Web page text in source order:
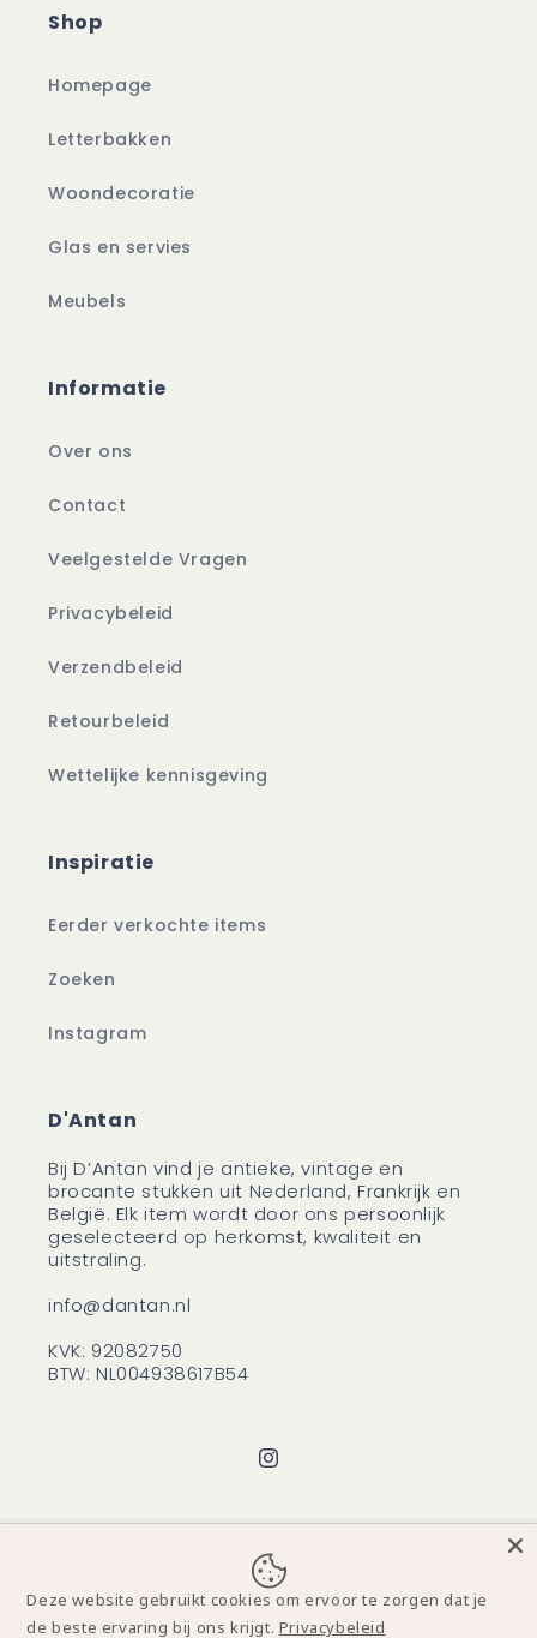
Shop
Homepage
Letterbakken
Woondecoratie
Glas en servies
Meubels
Informatie
Over ons
Contact
Veelgestelde Vragen
Privacybeleid
Verzendbeleid
Retourbeleid
Wettelijke kennisgeving
Inspiratie
Eerder verkochte items
Zoeken
Instagram
D'Antan
Bij D’Antan vind je antieke, vintage en
brocante stukken uit Nederland, Frankrijk en
België. Elk item wordt door ons persoonlijk
geselecteerd op herkomst, kwaliteit en
uitstraling.
info@dantan.nl
KVK: 92082750
BTW: NL004938617B54
Instagram
Deze website gebruikt cookies om ervoor te zorgen dat je
de beste ervaring bij ons krijgt. Privacybeleid